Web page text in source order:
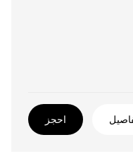
احجز